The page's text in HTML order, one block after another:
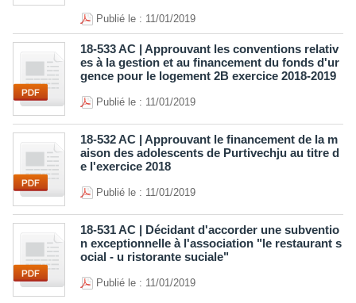
Publié le : 11/01/2019
18-533 AC | Approuvant les conventions relativ
es à la gestion et au financement du fonds d'ur
gence pour le logement 2B exercice 2018-2019
Publié le : 11/01/2019
18-532 AC | Approuvant le financement de la m
aison des adolescents de Purtivechju au titre d
e l'exercice 2018
Publié le : 11/01/2019
18-531 AC | Décidant d'accorder une subventio
n exceptionnelle à l'association "le restaurant s
ocial - u ristorante suciale"
Publié le : 11/01/2019